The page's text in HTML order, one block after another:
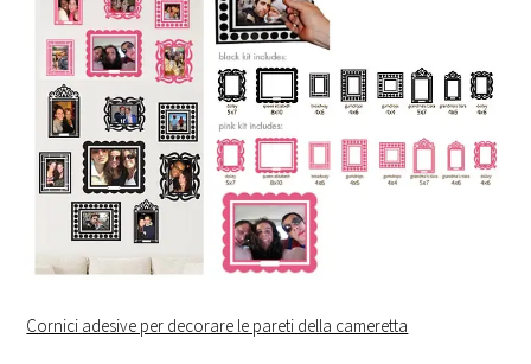
Cornici adesive per decorare le pareti della cameretta